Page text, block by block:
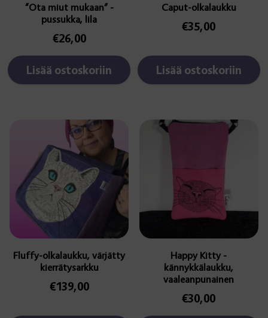
“Ota miut mukaan” -
pussukka, lila
€26,00
Lisää ostoskoriin
Caput-olkalaukku
€35,00
Lisää ostoskoriin
Fluffy-olkalaukku, värjätty
kierrätysarkku
€139,00
Happy Kitty -
kännykkälaukku,
vaaleanpunainen
€30,00